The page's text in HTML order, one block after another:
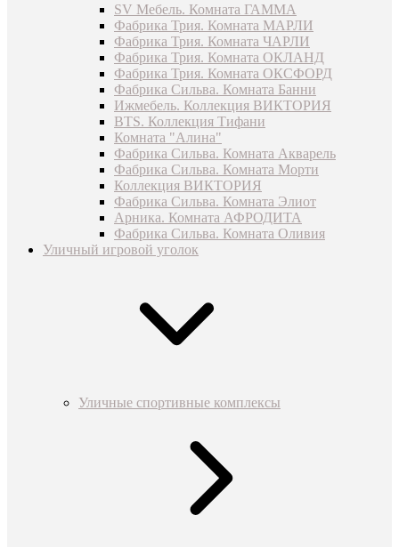
SV Мебель. Комната ГАММА
Фабрика Трия. Комната МАРЛИ
Фабрика Трия. Комната ЧАРЛИ
Фабрика Трия. Комната ОКЛАНД
Фабрика Трия. Комната ОКСФОРД
Фабрика Сильва. Комната Банни
Ижмебель. Коллекция ВИКТОРИЯ
BTS. Коллекция Тифани
Комната "Алина"
Фабрика Сильва. Комната Акварель
Фабрика Сильва. Комната Морти
Коллекция ВИКТОРИЯ
Фабрика Сильва. Комната Элиот
Арника. Комната АФРОДИТА
Фабрика Сильва. Комната Оливия
Уличный игровой уголок
Уличные спортивные комплексы